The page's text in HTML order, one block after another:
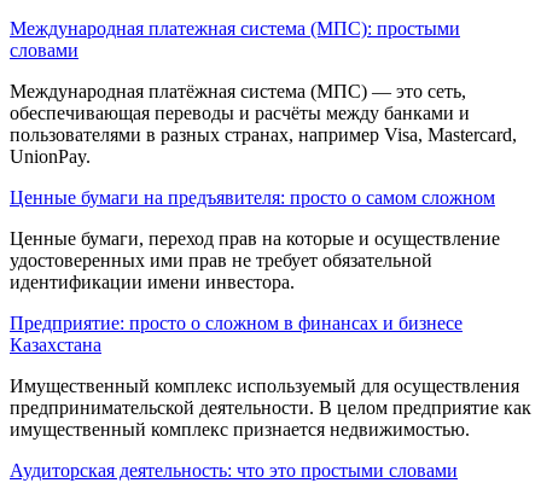
Международная платежная система (МПС): простыми
словами
Международная платёжная система (МПС) — это сеть,
обеспечивающая переводы и расчёты между банками и
пользователями в разных странах, например Visa, Mastercard,
UnionPay.
Ценные бумаги на предъявителя: просто о самом сложном
Цен­ные бумаги, переход прав на которые и осуще­ствление
удостоверенных ими прав не требует обязательной
идентификации имени инвестора.
Предприятие: просто о сложном в финансах и бизнесе
Казахстана
Имущественный комплекс используемый для осуществления
предприни­мательской деятельности. В целом предприятие как
имущественный комплекс признается недвижимостью.
Аудиторская деятельность: что это простыми словами